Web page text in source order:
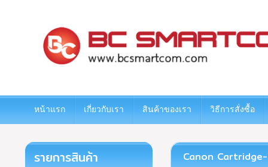
หน้าแรก เกี่ยวกับเรา สินค้าของเรา วิธีการสั่งซื้อ
Canon
รายการสินค้า